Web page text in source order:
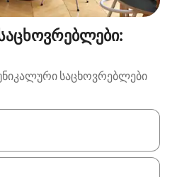
საცხოვრებლები
გახდება, ნავიგაციისთვის